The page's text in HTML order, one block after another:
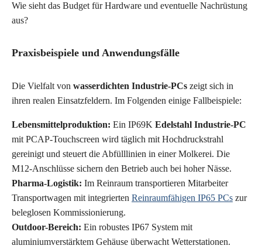
Wie sieht das Budget für Hardware und eventuelle Nachrüstung
aus?
Praxisbeispiele und Anwendungsfälle
Die Vielfalt von wasserdichten Industrie-PCs zeigt sich in
ihren realen Einsatzfeldern. Im Folgenden einige Fallbeispiele:
Lebensmittelproduktion: Ein IP69K Edelstahl Industrie-PC
mit PCAP-Touchscreen wird täglich mit Hochdruckstrahl
gereinigt und steuert die Abfülllinien in einer Molkerei. Die
M12-Anschlüsse sichern den Betrieb auch bei hoher Nässe.
Pharma-Logistik: Im Reinraum transportieren Mitarbeiter
Transportwagen mit integrierten Reinraumfähigen IP65 PCs zur
beleglosen Kommissionierung.
Outdoor-Bereich: Ein robustes IP67 System mit
aluminiumverstärktem Gehäuse überwacht Wetterstationen.